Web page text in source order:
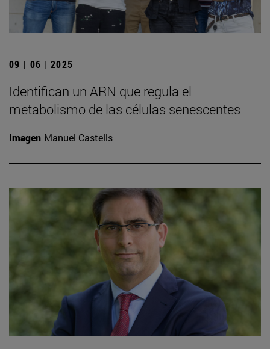
09 | 06 | 2025
Identifican un ARN que regula el
metabolismo de las células senescentes
Imagen Manuel Castells